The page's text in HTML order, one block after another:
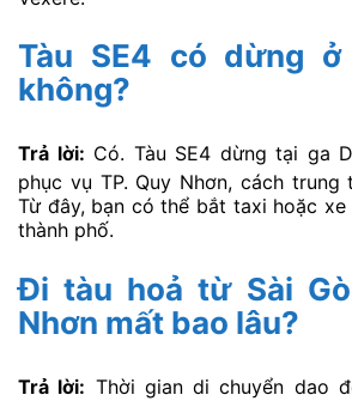
Tàu SE4 có dừng ở
không?
Trả lời: Có. Tàu SE4 dừng tại ga
phục vụ TP. Quy Nhơn, cách trung
Từ đây, bạn có thể bắt taxi hoặc
thành phố.
Đi tàu hoả từ Sài
Nhơn mất bao lâu?
Trả lời: Thời gian di chuyển dao